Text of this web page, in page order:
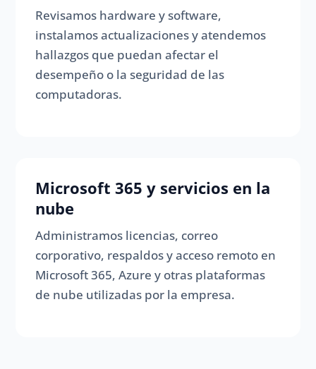
Revisamos hardware y software,
instalamos actualizaciones y atendemos
hallazgos que puedan afectar el
desempeño o la seguridad de las
computadoras.
Microsoft 365 y servicios en la
nube
Administramos licencias, correo
corporativo, respaldos y acceso remoto en
Microsoft 365, Azure y otras plataformas
de nube utilizadas por la empresa.